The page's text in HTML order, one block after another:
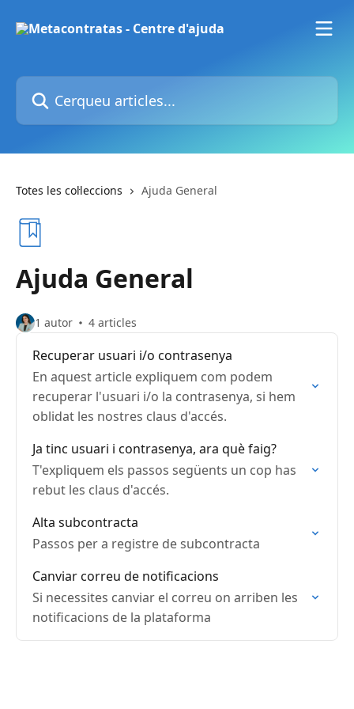
Cerqueu articles...
Totes les col·leccions Ajuda General
Ajuda General
1 autor 4 articles
Recuperar usuari i/o contrasenya
En aquest article expliquem com podem
recuperar l'usuari i/o la contrasenya, si hem
oblidat les nostres claus d'accés.
Ja tinc usuari i contrasenya, ara què faig?
T'expliquem els passos següents un cop has
rebut les claus d'accés.
Alta subcontracta
Passos per a registre de subcontracta
Canviar correu de notificacions
Si necessites canviar el correu on arriben les
notificacions de la plataforma